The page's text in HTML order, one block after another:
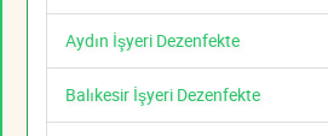
Aydın İşyeri Dezenfekte
Balıkesir İşyeri Dezenfekte